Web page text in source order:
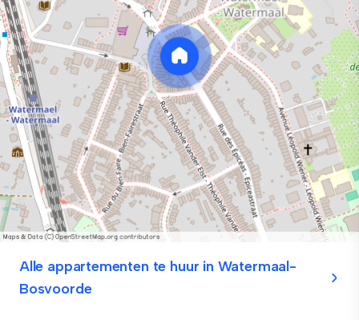
Alle appartementen te huur in Watermaal-
Bosvoorde